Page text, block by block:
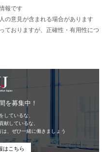
報です
の意見が含まれる場合があります
ておりますが、正確性・有用性につ
を募集中！
しているな、
献しているな、
、ぜひ一緒に働きましょう
はこちら